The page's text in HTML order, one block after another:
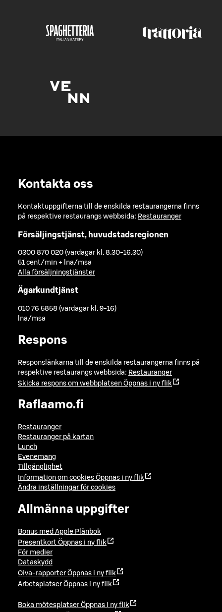
Kontakta oss
Kontaktuppgifterna till de enskilda restaurangerna finns
på respektive restaurangs webbsida: Restauranger
Försäljingstjänst, huvudstadsregionen
0300 870 020 (vardagar kl. 8.30-16.30)
51 cent/min + lna/msa
Alla försäljningstjänster
Ägarkundtjänst
010 76 5858 (vardagar kl. 9-16)
lna/msa
Respons
Responslänkarna till de enskilda restaurangerna finns på
respektive restaurangs webbsida: Restauranger
Skicka respons om webbplatsen Öppnas i ny flik
Raflaamo.fi
Restauranger
Restauranger på kartan
Lunch
Evenemang
Tillgänglighet
Information om cookies Öppnas i ny flik
Ändra inställningar för cookies
Allmänna uppgifter
Bonus med Apple Plånbok
Presentkort Öppnas i ny flik
För medier
Dataskydd
Oiva-rapporter Öppnas i ny flik
Arbetsplatser Öppnas i ny flik
Boka mötesplatser Öppnas i ny flik